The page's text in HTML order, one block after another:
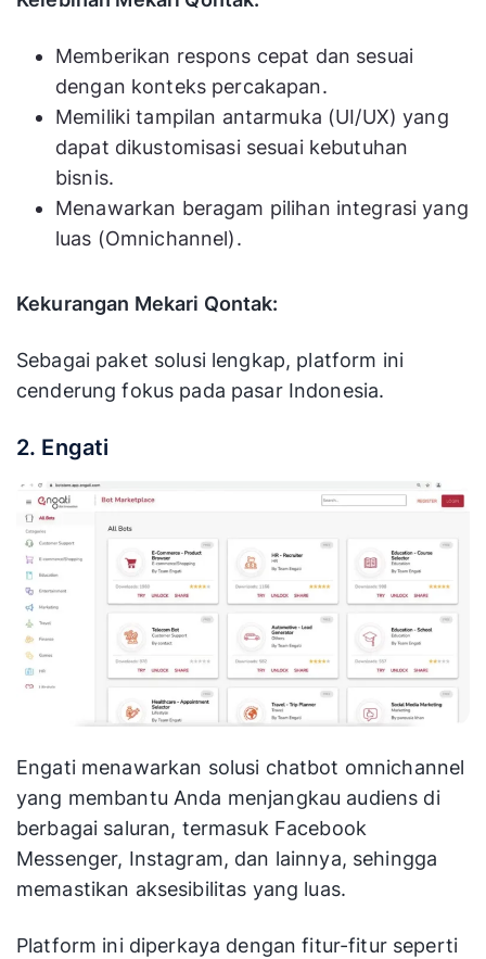
Memberikan respons cepat dan sesuai
dengan konteks percakapan.
Memiliki tampilan antarmuka (UI/UX) yang
dapat dikustomisasi sesuai kebutuhan
bisnis.
Menawarkan beragam pilihan integrasi yang
luas (Omnichannel).
Kekurangan Mekari Qontak:
Sebagai paket solusi lengkap, platform ini
cenderung fokus pada pasar Indonesia.
2. Engati
Engati menawarkan solusi chatbot omnichannel
yang membantu Anda menjangkau audiens di
berbagai saluran, termasuk Facebook
Messenger, Instagram, dan lainnya, sehingga
memastikan aksesibilitas yang luas.
Platform ini diperkaya dengan fitur-fitur seperti